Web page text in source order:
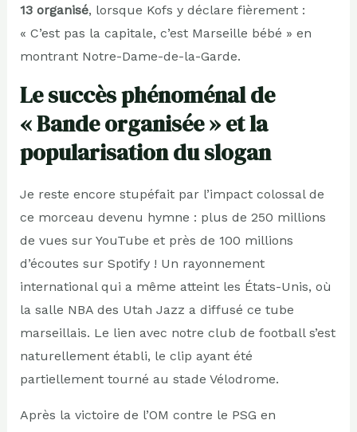
13 organisé, lorsque Kofs y déclare fièrement :
« C’est pas la capitale, c’est Marseille bébé » en
montrant Notre-Dame-de-la-Garde.
Le succès phénoménal de
« Bande organisée » et la
popularisation du slogan
Je reste encore stupéfait par l’impact colossal de
ce morceau devenu hymne : plus de 250 millions
de vues sur YouTube et près de 100 millions
d’écoutes sur Spotify ! Un rayonnement
international qui a même atteint les États-Unis, où
la salle NBA des Utah Jazz a diffusé ce tube
marseillais. Le lien avec notre club de football s’est
naturellement établi, le clip ayant été
partiellement tourné au stade Vélodrome.
Après la victoire de l’OM contre le PSG en